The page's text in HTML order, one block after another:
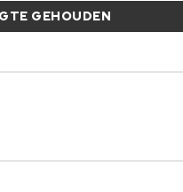
GEHOUDEN